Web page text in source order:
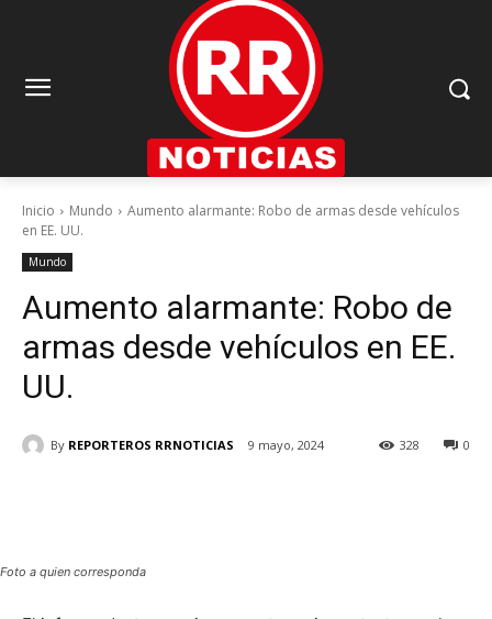
Inicio Mundo
Aumento alarmante: Robo de armas desde vehículos
en EE. UU.
Mundo
Aumento alarmante: Robo de
armas desde vehículos en EE.
UU.
By REPORTEROS RRNOTICIAS 9 mayo, 2024 0
328
Foto a quien corresponda